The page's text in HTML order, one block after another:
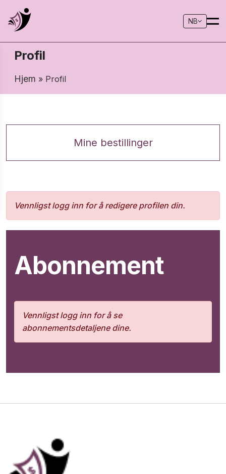
NB
Profil
Hjem » Profil
Mine bestillinger
Vennligst logg inn for å redigere profilen din.
Abonnement
Vennligst logg inn for å se
abonnementsdetaljene dine.